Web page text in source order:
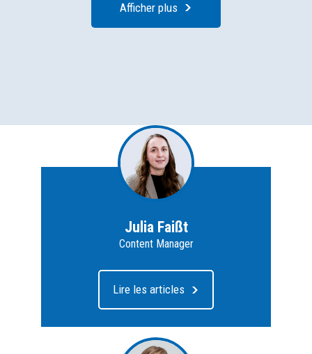
Afficher plus
Julia Faißt
Content Manager
Lire les articles